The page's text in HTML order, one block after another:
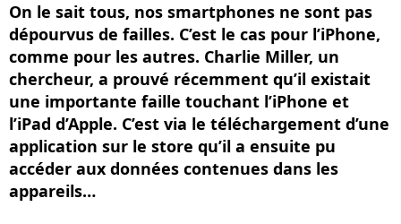
On le sait tous, nos smartphones ne sont pas
dépourvus de failles. C’est le cas pour l’iPhone,
comme pour les autres. Charlie Miller, un
chercheur, a prouvé récemment qu’il existait
une importante faille touchant l’iPhone et
l’iPad d’Apple. C’est via le téléchargement d’une
application sur le store qu’il a ensuite pu
accéder aux données contenues dans les
appareils…